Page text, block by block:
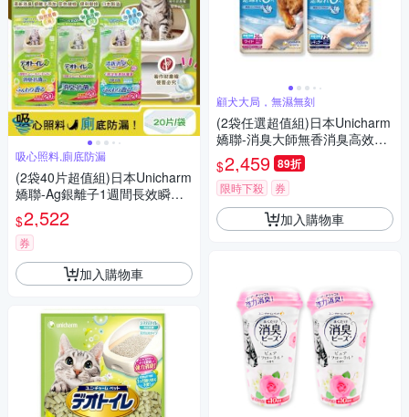
吸心照料,廁底防漏
(2袋40片超值組)日本Unicharm
嬌聯-Ag銀離子1週間長效瞬吸
乾爽寵物消臭大師貓尿墊大容
量20片/袋(本品不含貓砂盆)
$2,522
券
加入購物車
顧犬大局，無濕無刻
(2袋任選超值組)日本Unicharm
嬌聯-消臭大師無香消臭高效鎖
尿防回滲超吸收狗尿墊(平面式
犬用廁所,定點訓練寵物隔尿墊)
$2,459 89折
限時下殺 券
加入購物車